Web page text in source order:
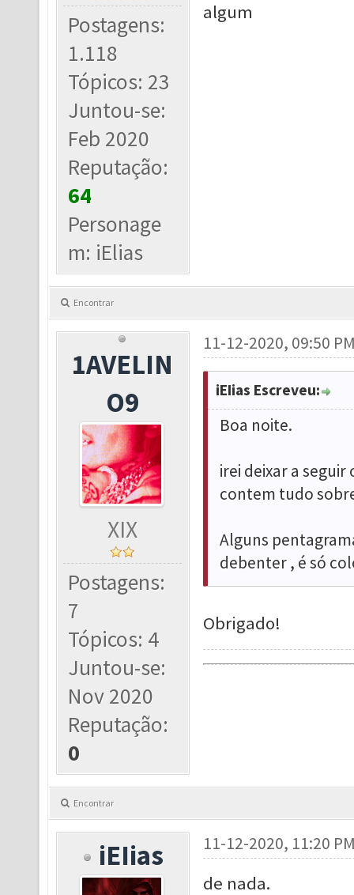
Postagens:
1.118
Tópicos: 23
Juntou-se:
Feb 2020
Reputação:
64
Personage
m: iElias
algum
Encontrar
1AVELIN
O9
XIX
Postagens:
7
Tópicos: 4
Juntou-se:
Nov 2020
Reputação:
0
11-12-2020, 09:50
iEIias Escreveu:
Boa noite.
irei deixar a
contem tudo
Alguns
debenter , é só
Obrigado!
Encontrar
iEIias 11-12-2020, 11:20
de nada.